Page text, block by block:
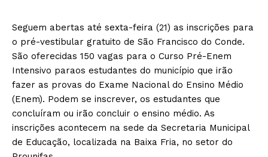
Seguem abertas até sexta-feira (21) as inscrições para
o pré-vestibular gratuito de São Francisco do Conde.
São oferecidas 150 vagas para o Curso Pré-Enem
Intensivo paraos estudantes do município que irão
fazer as provas do Exame Nacional do Ensino Médio
(Enem). Podem se inscrever, os estudantes que
concluíram ou irão concluir o ensino médio. As
inscrições acontecem na sede da Secretaria Municipal
de Educação, localizada na Baixa Fria, no setor do